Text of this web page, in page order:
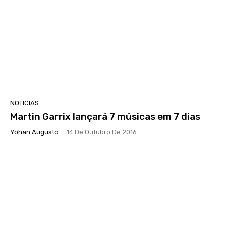
NOTICIAS
Martin Garrix lançará 7 músicas em 7 dias
Yohan Augusto - 14 De Outubro De 2016